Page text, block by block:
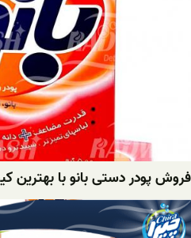
فروش پودر دستی بانو با بهترین